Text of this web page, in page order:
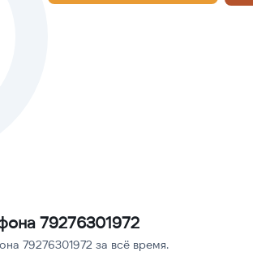
79276301972
79276301972 за всё время.